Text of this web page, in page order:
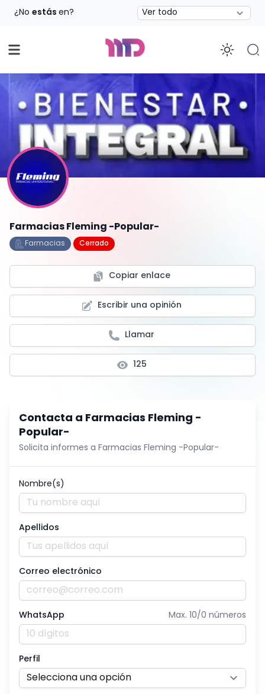
¿No estás en? Estado
Farmacias Fleming -Popular-
Farmacias Cerrado
Copiar enlace
Escribir una opinión
Llamar
125
Contacta a Farmacias Fleming -
Popular-
Solicita informes a Farmacias Fleming -Popular-
Nombre(s)
Apellidos
Correo electrónico
WhatsApp Max. 10/0 números
Perfil